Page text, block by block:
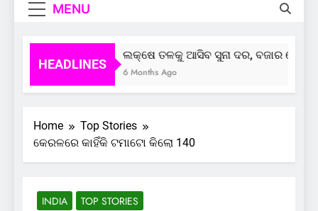
MENU
HEADLINES
ଲକ୍ଷେ ତଳକୁ ଆସିବ ସୁନା ଦର, ବଜାର ଦେଲାଣି
6 Months Ago
Home
Top Stories
କେରଳରେ କାହିଁକି ଟମାଟୋ କିଲୋ 140
INDIA TOP STORIES